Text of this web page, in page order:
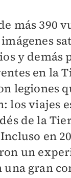
más 390
y demás
en la
legiones
los viajes
de la
en
un
gran